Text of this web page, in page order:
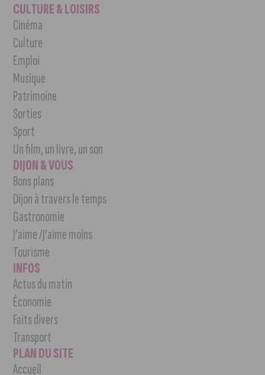
CULTURE & LOISIRS
Cinéma
Culture
Emploi
Musique
Patrimoine
Sorties
Sport
Un film, un livre, un son
DIJON & VOUS
Bons plans
Dijon à travers le temps
Gastronomie
J’aime /J’aime moins
Tourisme
INFOS
Actus du matin
Économie
Faits divers
Transport
PLAN DU SITE
Accueil